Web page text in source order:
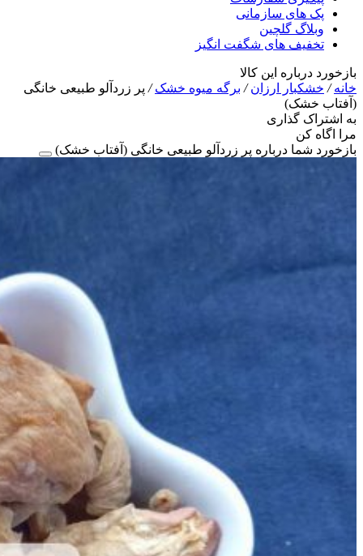
پک های سازمانی
وبلاگ گلچین
تخفیف های شگفت انگیز
بازخورد درباره این کالا
خانه/ خشکبار ارزان/ برگه میوه خشک/ پر زردآلو طبیعی خانگی
(آفتاب خشک)
به اشتراک گذاری
مرا اگاه کن
بازخورد شما درباره پر زردآلو طبیعی خانگی (آفتاب خشک)